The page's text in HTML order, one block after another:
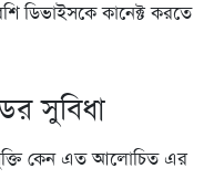
ডিভাইসকে কানেক্ট করতে
সুবিধা
কেন এত আলোচিত এর